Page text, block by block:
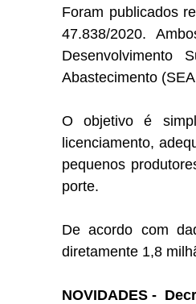
Foram publicados
47.838/2020.
Desenvolvimento
Abastecimento
O objetivo é
licenciamento,
pequenos
porte.
De acordo com
diretamente 1,8
NOVIDADES -